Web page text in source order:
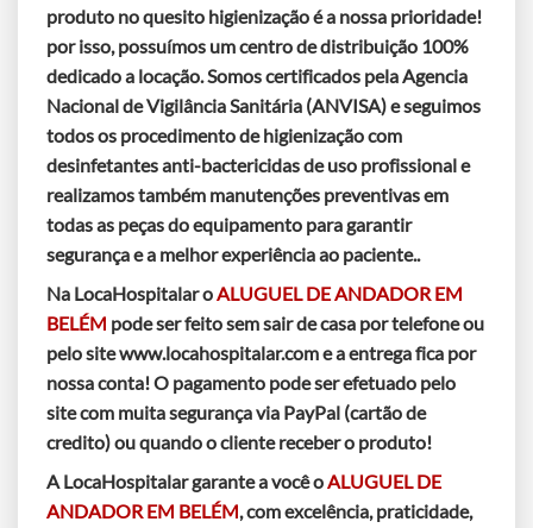
produto no quesito higienização é a nossa prioridade!
por isso, possuímos um centro de distribuição 100%
dedicado a locação. Somos certificados pela Agencia
Nacional de Vigilância Sanitária (ANVISA) e seguimos
todos os procedimento de higienização com
desinfetantes anti-bactericidas de uso profissional e
realizamos também manutenções preventivas em
todas as peças do equipamento para garantir
segurança e a melhor experiência ao paciente..
Na LocaHospitalar oALUGUEL DE ANDADOR EM
BELÉM pode ser feito sem sair de casa por telefone ou
pelo site www.locahospitalar.com e a entrega fica por
nossa conta! O pagamento pode ser efetuado pelo
site com muita segurança via PayPal (cartão de
credito) ou quando o cliente receber o produto!
A LocaHospitalar garante a você oALUGUEL DE
ANDADOR EM BELÉM, com excelência, praticidade,